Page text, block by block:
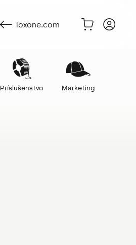
loxone.com
Príslušenstvo Marketing